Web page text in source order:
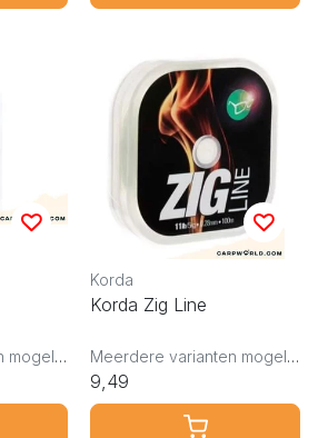
Meerdere varianten mogelijk
Korda
Korda Zig Line
Meerdere varianten mogelijk
9,49